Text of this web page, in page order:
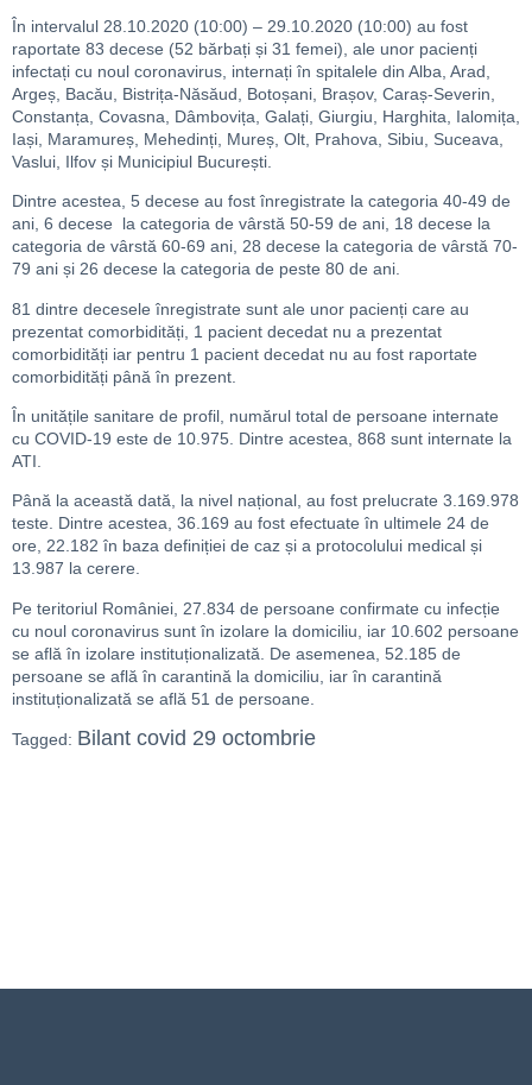
În intervalul 28.10.2020 (10:00) – 29.10.2020 (10:00) au fost
raportate 83 decese (52 bărbați și 31 femei), ale unor pacienți
infectați cu noul coronavirus, internați în spitalele din Alba, Arad,
Argeș, Bacău, Bistrița-Năsăud, Botoșani, Brașov, Caraș-Severin,
Constanța, Covasna, Dâmbovița, Galați, Giurgiu, Harghita, Ialomița,
Iași, Maramureș, Mehedinți, Mureș, Olt, Prahova, Sibiu, Suceava,
Vaslui, Ilfov și Municipiul București.
Dintre acestea, 5 decese au fost înregistrate la categoria 40-49 de
ani, 6 decese la categoria de vârstă 50-59 de ani, 18 decese la
categoria de vârstă 60-69 ani, 28 decese la categoria de vârstă 70-
79 ani și 26 decese la categoria de peste 80 de ani.
81 dintre decesele înregistrate sunt ale unor pacienți care au
prezentat comorbidități, 1 pacient decedat nu a prezentat
comorbidități iar pentru 1 pacient decedat nu au fost raportate
comorbidități până în prezent.
În unitățile sanitare de profil, numărul total de persoane internate
cu COVID-19 este de 10.975. Dintre acestea, 868 sunt internate la
ATI.
Până la această dată, la nivel național, au fost prelucrate 3.169.978
teste. Dintre acestea, 36.169 au fost efectuate în ultimele 24 de
ore, 22.182 în baza definiției de caz și a protocolului medical și
13.987 la cerere.
Pe teritoriul României, 27.834 de persoane confirmate cu infecție
cu noul coronavirus sunt în izolare la domiciliu, iar 10.602 persoane
se află în izolare instituționalizată. De asemenea, 52.185 de
persoane se află în carantină la domiciliu, iar în carantină
instituționalizată se află 51 de persoane.
Tagged: Bilant covid 29 octombrie